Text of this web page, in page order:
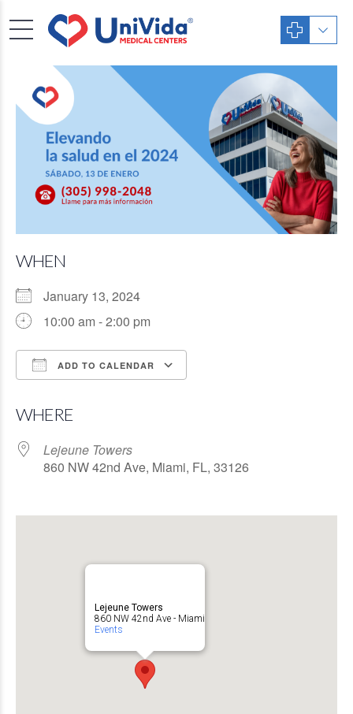
WHEN
January 13, 2024
10:00 am - 2:00 pm
ADD TO CALENDAR
WHERE
Lejeune Towers
860 NW 42nd Ave, Miami, FL, 33126
Lejeune Towers
860 NW 42nd Ave - Miami
Events